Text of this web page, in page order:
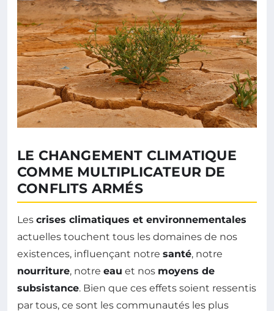
LE CHANGEMENT CLIMATIQUE
COMME MULTIPLICATEUR DE
CONFLITS ARMÉS
Les crises climatiques et environnementales
actuelles touchent tous les domaines de nos
existences, influençant notre santé, notre
nourriture, notre eau et nos moyens de
subsistance. Bien que ces effets soient ressentis
par tous, ce sont les communautés les plus